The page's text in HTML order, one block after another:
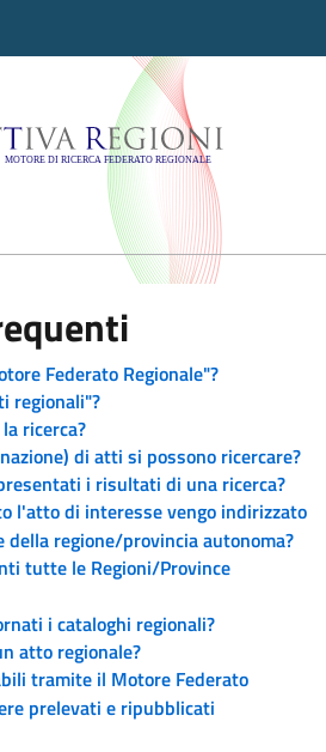
Regioni -
Federato Regionale"?
regionali"?
ricerca?
di atti si possono ricercare?
i risultati di una ricerca?
l'atto di interesse vengo indirizzato
regione/provincia autonoma?
tutte le Regioni/Province
i cataloghi regionali?
atto regionale?
tramite il Motore Federato
prelevati e ripubblicati